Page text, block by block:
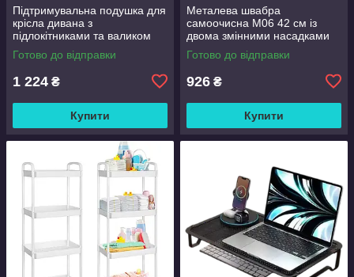
Підтримувальна подушка для
крісла дивана з
підлокітниками та валиком
Good Lucky
Готово до відправки
1 224 ₴
Купити
Металева швабра
самоочисна M06 42 см із
двома змінними насадками
Готово до відправки
926 ₴
Купити